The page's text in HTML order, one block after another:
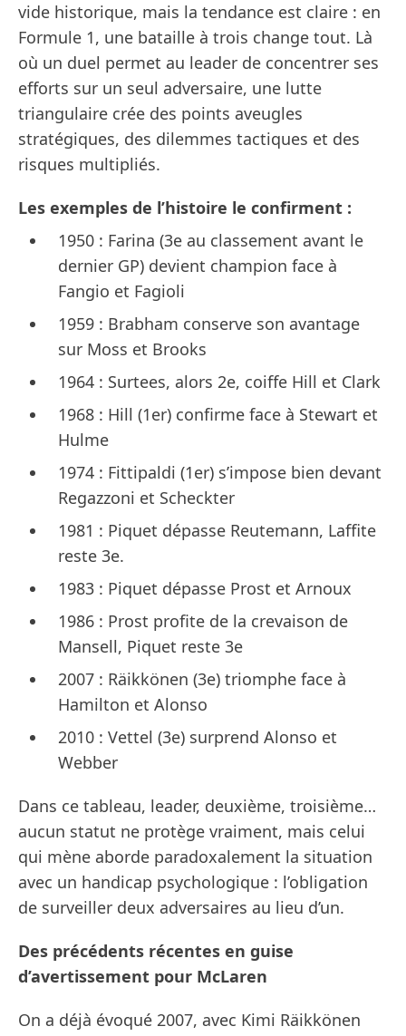
vide historique, mais la tendance est claire : en
Formule 1, une bataille à trois change tout. Là
où un duel permet au leader de concentrer ses
efforts sur un seul adversaire, une lutte
triangulaire crée des points aveugles
stratégiques, des dilemmes tactiques et des
risques multipliés.
Les exemples de l’histoire le confirment :
1950 : Farina (3e au classement avant le
dernier GP) devient champion face à
Fangio et Fagioli
1959 : Brabham conserve son avantage
sur Moss et Brooks
1964 : Surtees, alors 2e, coiffe Hill et Clark
1968 : Hill (1er) confirme face à Stewart et
Hulme
1974 : Fittipaldi (1er) s’impose bien devant
Regazzoni et Scheckter
1981 : Piquet dépasse Reutemann, Laffite
reste 3e.
1983 : Piquet dépasse Prost et Arnoux
1986 : Prost profite de la crevaison de
Mansell, Piquet reste 3e
2007 : Räikkönen (3e) triomphe face à
Hamilton et Alonso
2010 : Vettel (3e) surprend Alonso et
Webber
Dans ce tableau, leader, deuxième, troisième…
aucun statut ne protège vraiment, mais celui
qui mène aborde paradoxalement la situation
avec un handicap psychologique : l’obligation
de surveiller deux adversaires au lieu d’un.
Des précédents récentes en guise
d’avertissement pour McLaren
On a déjà évoqué 2007, avec Kimi Räikkönen